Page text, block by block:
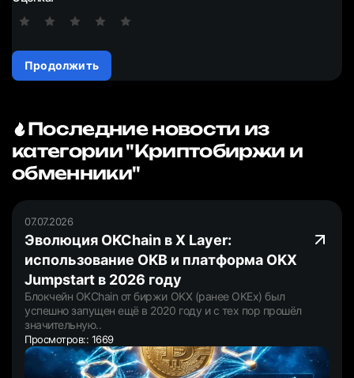
Продолжить
Последние новости из
категории "Криптобиржи и
обменники"
07.07.2026
Эволюция OKChain в X Layer:
использование OKB и платформа OKX
Jumpstart в 2026 году
Блокчейн OKChain от биржи OKX (ранее OKEx) был
успешно запущен ещё в 2020 году и с тех пор прошёл
значительную..
Просмотров:: 1669